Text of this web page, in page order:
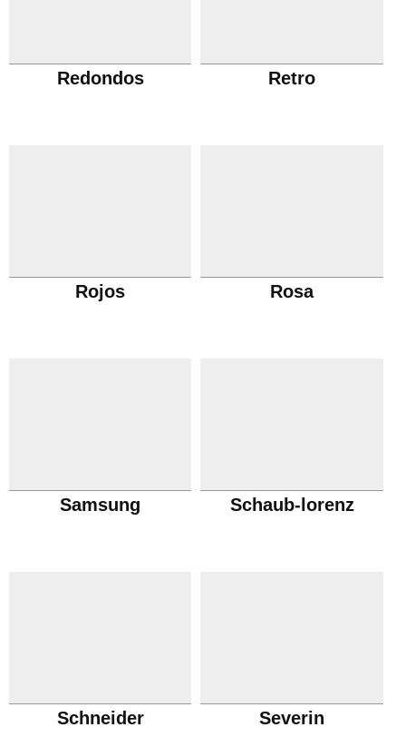
Redondos Retro
Rojos Rosa
Samsung Schaub-lorenz
Schneider Severin